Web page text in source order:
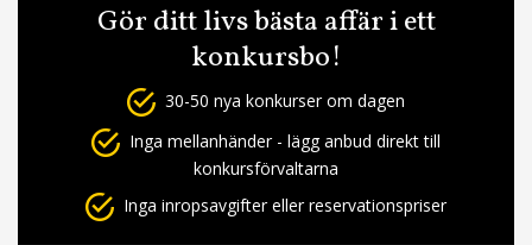
Gör ditt livs bästa affär i ett
konkursbo!
30-50 nya konkurser om dagen
Inga mellanhänder - lägg anbud direkt till
konkursförvaltarna
Inga inropsavgifter eller reservationspriser